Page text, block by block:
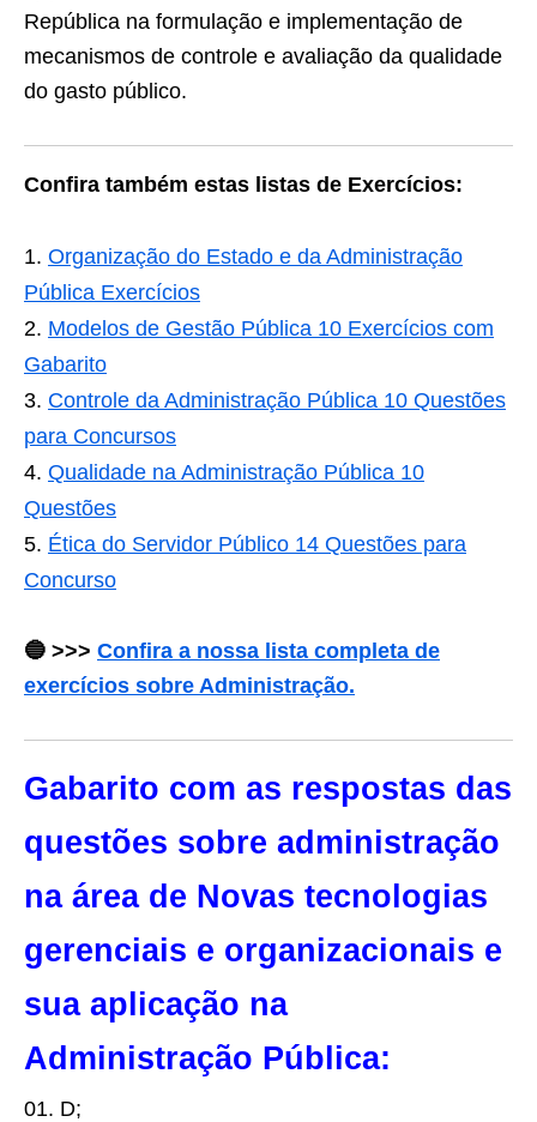
República na formulação e implementação de
mecanismos de controle e avaliação da qualidade
do gasto público.
Confira também estas listas de Exercícios:
Organização do Estado e da Administração
Pública Exercícios
Modelos de Gestão Pública 10 Exercícios com
Gabarito
Controle da Administração Pública 10 Questões
para Concursos
Qualidade na Administração Pública 10
Questões
Ética do Servidor Público 14 Questões para
Concurso
🔵 >>> Confira a nossa lista completa de
exercícios sobre Administração.
Gabarito com as respostas das
questões sobre administração
na área de Novas tecnologias
gerenciais e organizacionais e
sua aplicação na
Administração Pública:
01. D;